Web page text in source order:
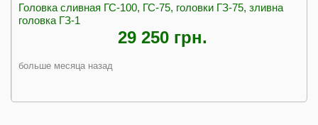
Головка сливная ГС-100, ГС-75, головки ГЗ-75, зливна
головка ГЗ-1
29 250 грн.
больше месяца назад